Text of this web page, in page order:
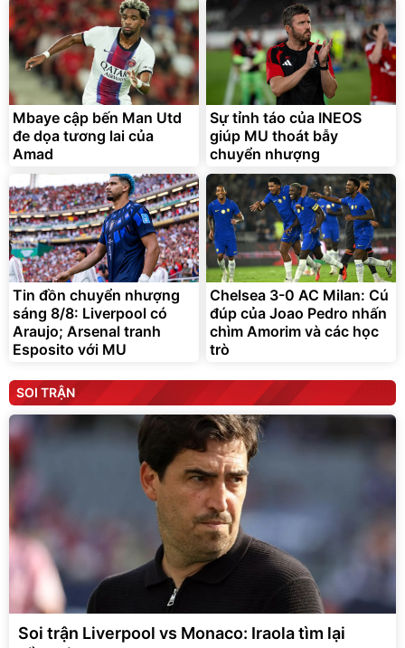
Mbaye cập bến Man Utd
đe dọa tương lai của
Amad
Sự tỉnh táo của INEOS
giúp MU thoát bẫy
chuyển nhượng
Tin đồn chuyển nhượng
sáng 8/8: Liverpool có
Araujo; Arsenal tranh
Esposito với MU
Chelsea 3-0 AC Milan: Cú
đúp của Joao Pedro nhấn
chìm Amorim và các học
trò
SOI TRẬN
Soi trận Liverpool vs Monaco: Iraola tìm lại